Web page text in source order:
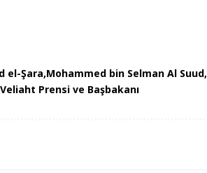
el-Şara Mohammed bin Selman Al Suud
Prensi ve Başbakanı